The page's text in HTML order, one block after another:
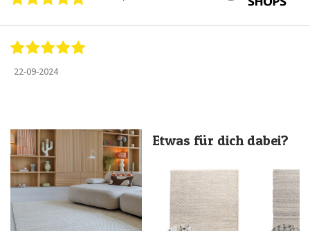
22-09-2024
Etwas für dich dabei?